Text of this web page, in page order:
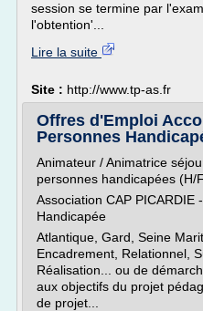
session se termine par
l'obtention'...
Lire la suite
Site : http://www.tp-as.fr
Offres d'Emploi
Personnes
Animateur / Animatrice
personnes handicapées (H/
Association CAP PICARDIE
Handicapée
Atlantique, Gard, Seine
Encadrement, Relationnel,
Réalisation... ou de
aux objectifs du projet
de projet...